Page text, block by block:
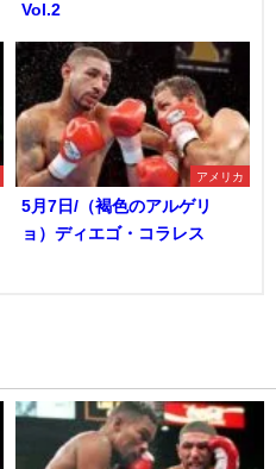
Vol.2
アメリカ
5月7日/（褐色のアルゲリ
ョ）ディエゴ・コラレス